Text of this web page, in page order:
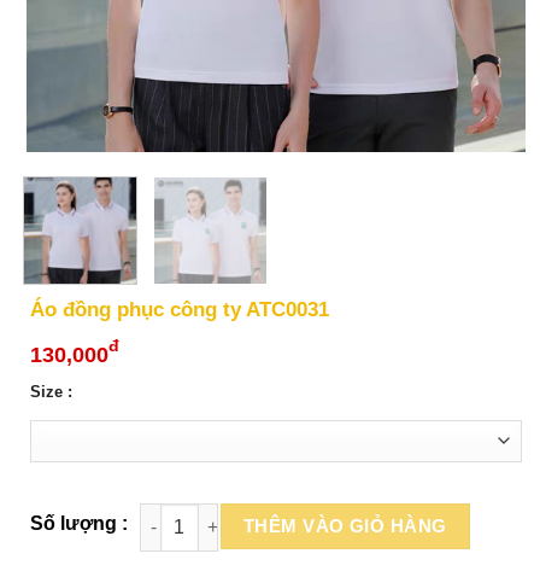
Áo đồng phục công ty ATC0031
130,000đ
Size :
THÊM VÀO GIỎ HÀNG